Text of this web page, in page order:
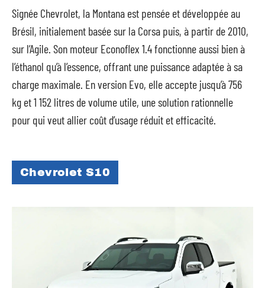
Signée Chevrolet, la Montana est pensée et développée au
Brésil, initialement basée sur la Corsa puis, à partir de 2010,
sur l’Agile. Son moteur Econoflex 1.4 fonctionne aussi bien à
l’éthanol qu’à l’essence, offrant une puissance adaptée à sa
charge maximale. En version Evo, elle accepte jusqu’à 756
kg et 1 152 litres de volume utile, une solution rationnelle
pour qui veut allier coût d’usage réduit et efficacité.
Chevrolet S10